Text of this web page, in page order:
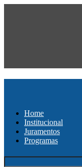
Home
Institucional
Juramentos
Programas